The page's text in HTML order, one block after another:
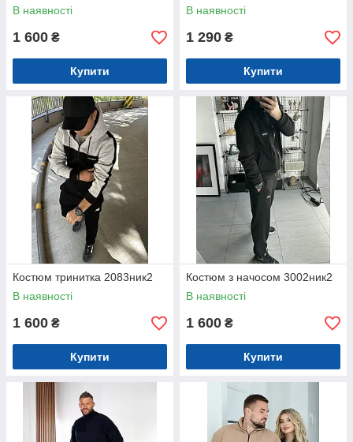
В наявності
1 600 ₴
Купити
В наявності
1 290 ₴
Купити
Костюм тринитка 2083ник2
В наявності
1 600 ₴
Купити
Костюм з начосом 3002ник2
В наявності
1 600 ₴
Купити